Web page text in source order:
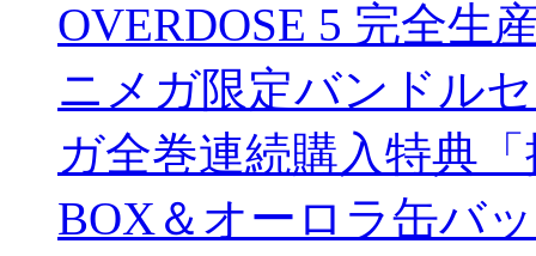
OVERDOSE 5 完全生
ニメガ限定バンドル
ガ全巻連続購入特典
BOX＆オーロラ缶バ